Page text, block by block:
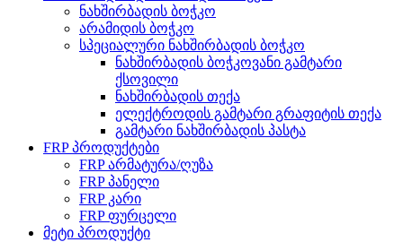
ნახშირბადის ბოჭკო
არამიდის ბოჭკო
სპეციალური ნახშირბადის ბოჭკო
ნახშირბადის ბოჭკოვანი გამტარი
ქსოვილი
ნახშირბადის თექა
ელექტროდის გამტარი გრაფიტის თექა
გამტარი ნახშირბადის პასტა
FRP პროდუქტები
FRP არმატურა/ღუზა
FRP პანელი
FRP კარი
FRP ფურცელი
მეტი პროდუქტი